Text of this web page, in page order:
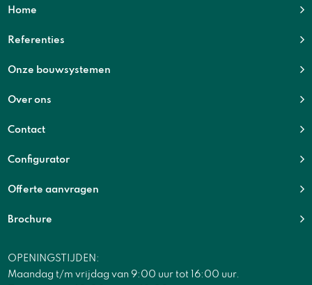
Home
Referenties
Onze bouwsystemen
Over ons
Contact
Configurator
Offerte aanvragen
Brochure
OPENINGSTIJDEN:
Maandag t/m vrijdag van 9:00 uur tot 16:00 uur.